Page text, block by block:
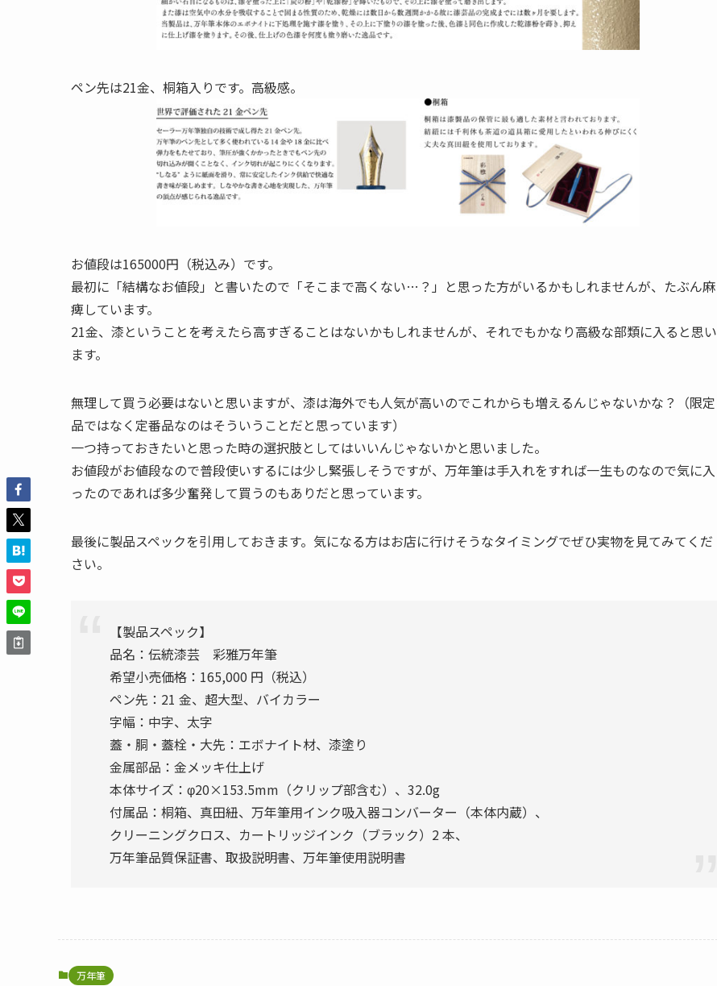
ペン先は21金、桐箱入りです。高級感。
お値段は165000円（税込み）です。
最初に「結構なお値段」と書いたので「そこまで高くない…？」と思った方がいるかもしれませんが、たぶん麻
痺しています。
21金、漆ということを考えたら高すぎることはないかもしれませんが、それでもかなり高級な部類に入ると思い
ます。
無理して買う必要はないと思いますが、漆は海外でも人気が高いのでこれからも増えるんじゃないかな？（限定
品ではなく定番品なのはそういうことだと思っています）
一つ持っておきたいと思った時の選択肢としてはいいんじゃないかと思いました。
お値段がお値段なので普段使いするには少し緊張しそうですが、万年筆は手入れをすれば一生ものなので気に入
ったのであれば多少奮発して買うのもありだと思っています。
最後に製品スペックを引用しておきます。気になる方はお店に行けそうなタイミングでぜひ実物を見てみてくだ
さい。
【製品スペック】
品名：伝統漆芸 彩雅万年筆
希望小売価格：165,000 円（税込）
ペン先：21 金、超大型、バイカラー
字幅：中字、太字
蓋・胴・蓋栓・大先：エボナイト材、漆塗り
金属部品：金メッキ仕上げ
本体サイズ：φ20×153.5mm（クリップ部含む）、32.0g
付属品：桐箱、真田紐、万年筆用インク吸入器コンバーター（本体内蔵）、
クリーニングクロス、カートリッジインク（ブラック）2 本、
万年筆品質保証書、取扱説明書、万年筆使用説明書
万年筆